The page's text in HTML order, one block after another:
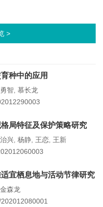
>
种中的应用
智, 慕长龙
局特征及保护策略研究
兴, 杨静, 王恋, 王新
宜栖息地与活动节律研究
金森龙